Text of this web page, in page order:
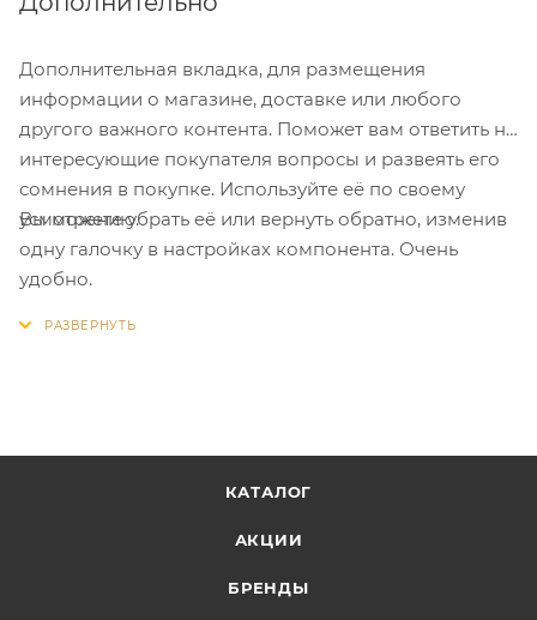
Дополнительная вкладка, для размещения
информации о магазине, доставке или любого
другого важного контента. Поможет вам ответить на
интересующие покупателя вопросы и развеять его
сомнения в покупке. Используйте её по своему
усмотрению.
Вы можете убрать её или вернуть обратно, изменив
одну галочку в настройках компонента. Очень
удобно.
КАТАЛОГ
АКЦИИ
БРЕНДЫ